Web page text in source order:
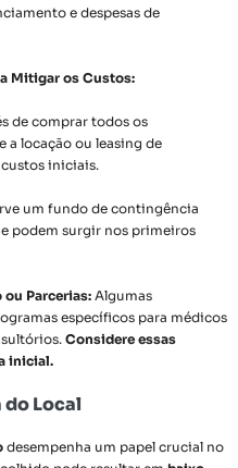
e despesas de
Mitigar os Custos:
de comprar todos os
a locação ou leasing de
iniciais.
um fundo de contingência
podem surgir nos primeiros
Parcerias: Algumas
específicos para médicos
Considere essas
inicial.
do Local
desempenha um papel crucial no